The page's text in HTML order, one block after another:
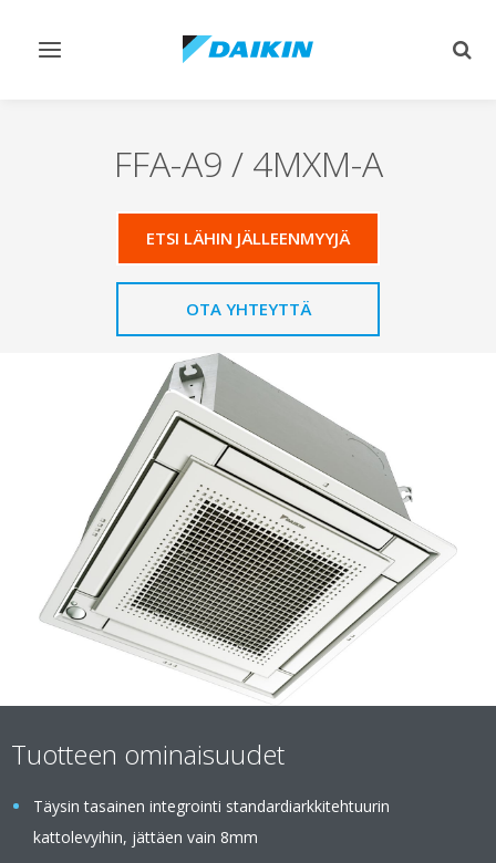
Vaihda
FFA-A9 / 4MXM-A
ETSI LÄHIN JÄLLEENMYYJÄ
OTA YHTEYTTÄ
Tuotteen ominaisuudet
Täysin tasainen integrointi standardiarkkitehtuurin
kattolevyihin, jättäen vain 8mm